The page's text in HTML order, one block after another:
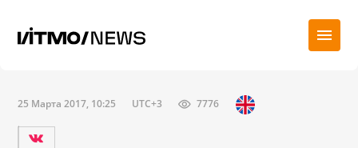
25 Марта 2017, 10:25 UTC+3 7776